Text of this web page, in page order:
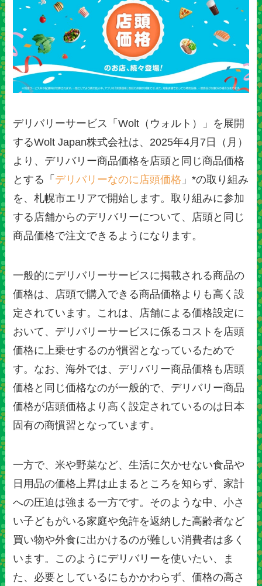
デリバリーサービス「Wolt（ウォルト）」を展開
するWolt Japan株式会社は、2025年4月7日（月）
より、デリバリー商品価格を店頭と同じ商品価格
とする「 デリバリーなのに店頭価格 」*の取り組み
を、札幌市エリアで開始します。取り組みに参加
する店舗からのデリバリーについて、店頭と同じ
商品価格で注文できるようになります。
一般的にデリバリーサービスに掲載される商品の
価格は、店頭で購入できる商品価格よりも高く設
定されています。これは、店舗による価格設定に
おいて、デリバリーサービスに係るコストを店頭
価格に上乗せするのが慣習となっているためで
す。なお、海外では、デリバリー商品価格も店頭
価格と同じ価格なのが一般的で、デリバリー商品
価格が店頭価格より高く設定されているのは日本
固有の商慣習となっています。
一方で、米や野菜など、生活に欠かせない食品や
日用品の価格上昇は止まるところを知らず、家計
への圧迫は強まる一方です。そのような中、小さ
い子どもがいる家庭や免許を返納した高齢者など
買い物や外食に出かけるのが難しい消費者は多く
います。このようにデリバリーを使いたい、ま
た、必要としているにもかかわらず、価格の高さ